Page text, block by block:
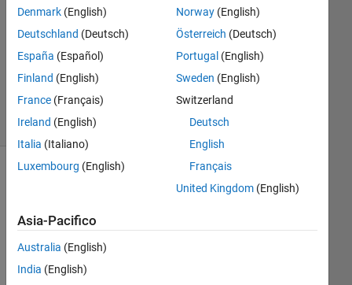
accettata
Aggiornato
3 Apr 2017
Visualizzazioni
(30 giorni)
recenti
Denmark (English)
Deutschland (Deutsch)
España (Español)
Finland (English)
France (Français)
Ireland (English)
Italia (Italiano)
Luxembourg (English)
Norway(English)
Österreich (Deutsch)
Portugal (English)
Sweden (English)
Switzerland
Deutsch
English
Français
United Kingdom(English)
Asia-Pacifico
Australia (English)
India (English)